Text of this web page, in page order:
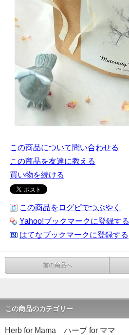
この商品について問い合わせる
この商品を友達に教える
買い物を続ける
この商品をログピでつぶやく
Yahoo!ブックマークに登録する
はてなブックマークに登録する
前の商品へ
この商品のカテゴリー
Herb for Mama ハーブ for ママ